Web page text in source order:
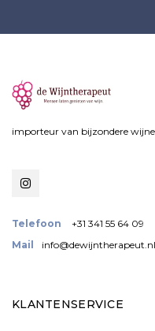
importeur van bijzondere
Telefoon
+31 341 55 64 09
Mail
info@dewijntherapeut.nl
KLANTENSERVICE